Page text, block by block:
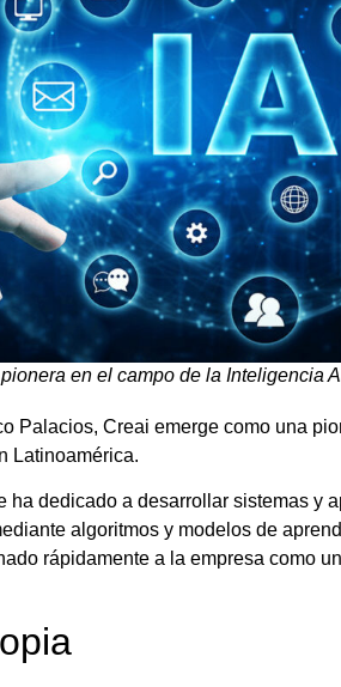
en el campo de la Inteligencia
Palacios, Creai emerge como una
Latinoamérica.
ha dedicado a desarrollar sistemas y
algoritmos y modelos de
rápidamente a la empresa como